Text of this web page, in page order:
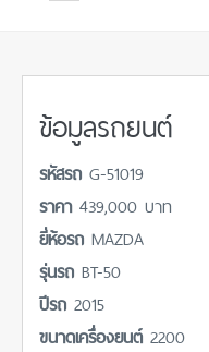
ข้อมูลรถยนต์
รหัสรถ G-51019
ราคา 439,000 บาท
ยี่ห้อรถ MAZDA
รุ่นรถ BT-50
ปีรถ 2015
ขนาดเครื่องยนต์ 2200